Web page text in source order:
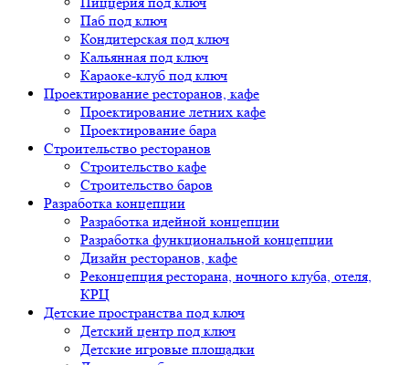
Паб под ключ
Кондитерская под ключ
Кальянная под ключ
Караоке-клуб под ключ
Проектирование ресторанов, кафе
Проектирование летних кафе
Проектирование бара
Строительство ресторанов
Строительство кафе
Строительство баров
Разработка концепции
Разработка идейной концепции
Разработка функциональной концепции
Дизайн ресторанов, кафе
Реконцепция ресторана, ночного клуба, отеля,
КРЦ
Детские пространства под ключ
Детский центр под ключ
Детские игровые площадки